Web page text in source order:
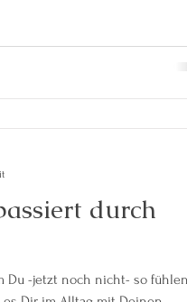
durch